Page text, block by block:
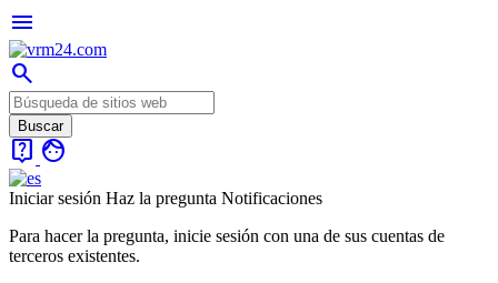
menu
search
live_help face
Iniciar sesión Haz la pregunta Notificaciones
Para hacer la pregunta, inicie sesión con una de sus cuentas de
terceros existentes.